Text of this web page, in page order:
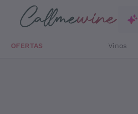
Saltar al contenido principal
OFERTAS Vinos